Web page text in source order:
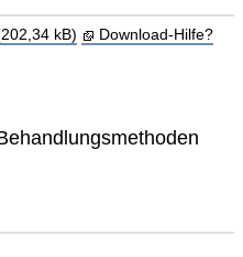
kB)
Download-Hilfe?